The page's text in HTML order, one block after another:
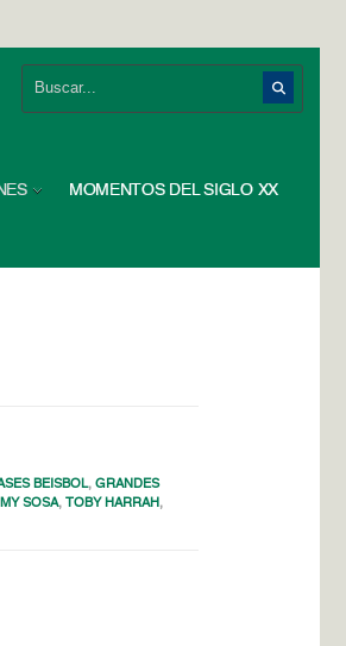
MOMENTOS DEL SIGLO XX
BEISBOL,GRANDES
SOSA, TOBY HARRAH ,